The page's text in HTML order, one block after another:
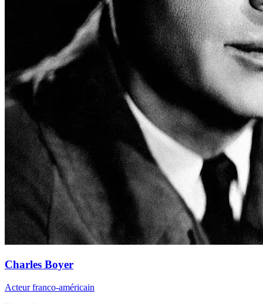
Charles Boyer
Acteur franco-américain